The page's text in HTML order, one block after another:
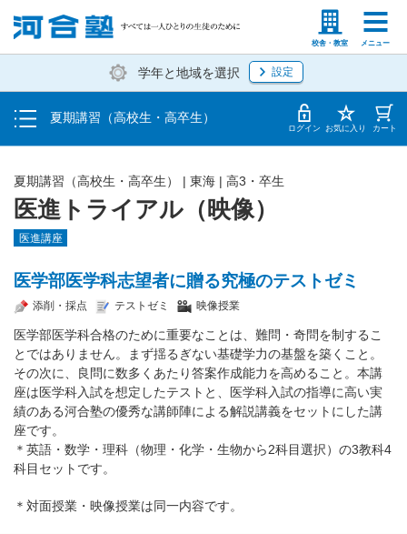
校舎・教室 メニュー
塾生の方 高等学校の先生
学年と地域を選択 設定
夏期講習（高校生・高卒生）
受講料・お申し込み方法
受講開始までの流れ
校舎・教室一覧 ログイン お気に入り カート
医進トライアル（映像）
夏期講習（高校生・高卒生） | 東海 | 高3・卒生
医進講座
医学部医学科志望者に贈る究極のテストゼミ
添削・採点 テストゼミ 映像授業
医学部医学科合格のために重要なことは、難問・奇問を制するこ
とではありません。まず揺るぎない基礎学力の基盤を築くこと。
その次に、良問に数多くあたり答案作成能力を高めること。本講
座は医学科入試を想定したテストと、医学科入試の指導に高い実
績のある河合塾の優秀な講師陣による解説講義をセットにした講
座です。
＊英語・数学・理科（物理・化学・生物から2科目選択）の3教科4
科目セットです。
＊対面授業・映像授業は同一内容です。